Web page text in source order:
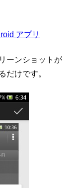
アプリ
ーンショットが
だけです。